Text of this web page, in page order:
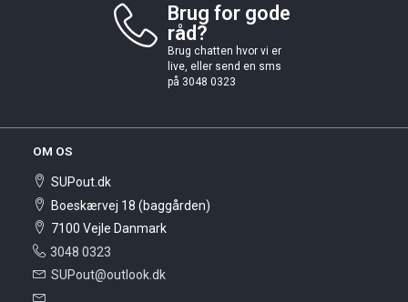
Brug for gode
råd?
Brug chatten hvor vi er
live, eller send en sms
på 3048 0323
OM OS
SUPout.dk
Boeskærvej 18 (baggården)
7100 Vejle Danmark
3048 0323
SUPout@outlook.dk